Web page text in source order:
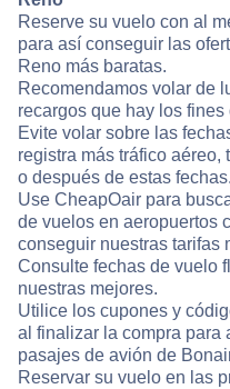
Reserve su vuelo con al
para así conseguir las
Reno más baratas.
Recomendamos volar de
recargos que hay los fines
Evite volar sobre las
registra más tráfico aéreo,
o después de estas fechas.
Use CheapOair para
de vuelos en aeropuertos
conseguir nuestras tarifas
Consulte fechas de vuelo
nuestras mejores.
Utilice los cupones y
al finalizar la compra para
pasajes de avión de
Reservar su vuelo en las